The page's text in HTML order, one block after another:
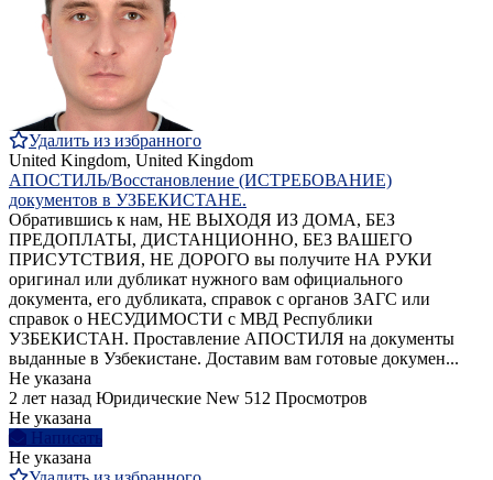
Удалить из избранного
United Kingdom, United Kingdom
АПОСТИЛЬ/Восстановление (ИСТРЕБОВАНИЕ)
документов в УЗБЕКИСТАНЕ.
Обратившись к нам, НЕ ВЫХОДЯ ИЗ ДОМА, БЕЗ
ПРЕДОПЛАТЫ, ДИСТАНЦИОННО, БЕЗ ВАШЕГО
ПРИСУТСТВИЯ, НЕ ДОРОГО вы получите НА РУКИ
оригинал или дубликат нужного вам официального
документа, его дубликата, справок с органов ЗАГС или
справок о НЕСУДИМОСТИ с МВД Республики
УЗБЕКИСТАН. Проставление АПОСТИЛЯ на документы
выданные в Узбекистане. Доставим вам готовые докумен...
Не указана
2 лет назад Юридические New 512 Просмотров
Не указана
Написать
Не указана